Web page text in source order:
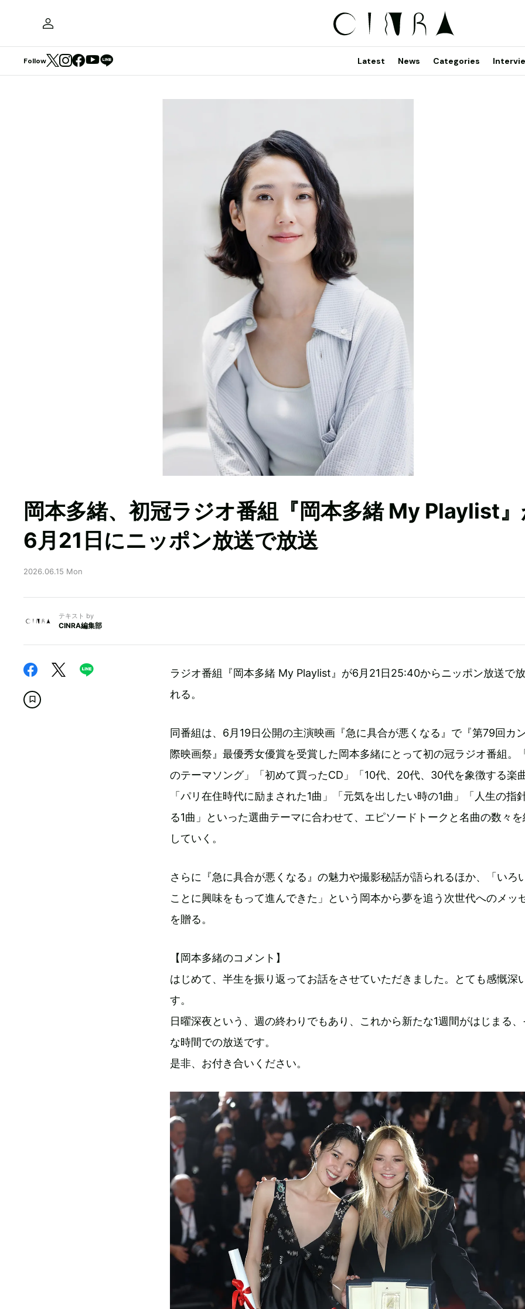
Follow Latest News Categories
岡本多緒、初冠ラジオ番組『岡本多緒 My Playlist
6月21日にニッポン放送で放送
2026.06.15 Mon
テキスト by
CINRA編集部
ラジオ番組『岡本多緒 My Playlist』が6月21日25:40からニッポン放送で
れる。
同番組は、6月19日公開の主演映画『急に具合が悪くなる』で『第79回カ
際映画祭』最優秀女優賞を受賞した岡本多緒にとって初の冠ラジオ番組。
のテーマソング」「初めて買ったCD」「10代、20代、30代を象徴する楽
「パリ在住時代に励まされた1曲」「元気を出したい時の1曲」「人生の指
る1曲」といった選曲テーマに合わせて、エピソードトークと名曲の数々
していく。
さらに『急に具合が悪くなる』の魅力や撮影秘話が語られるほか、「いろ
ことに興味をもって進んできた」という岡本から夢を追う次世代へのメッ
を贈る。
【岡本多緒のコメント】
はじめて、半生を振り返ってお話をさせていただきました。とても感慨深
す。
日曜深夜という、週の終わりでもあり、これから新たな1週間がはじまる
な時間での放送です。
是非、お付き合いください。